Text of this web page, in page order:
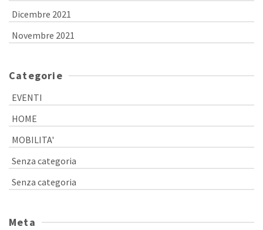
Dicembre 2021
Novembre 2021
Categorie
EVENTI
HOME
MOBILITA'
Senza categoria
Senza categoria
Meta